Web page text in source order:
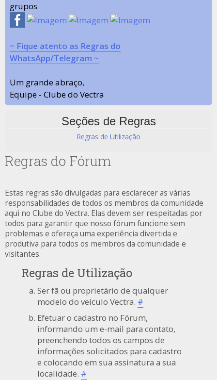
grupos
~ Fique atento as Regras do
WhatsApp/Telegram ~
Um grande abraço,
Equipe - Clube do Vectra
Seções de Regras
Regras de Utilização
Regras do Fórum
Estas regras são divulgadas para esclarecer as várias
responsabilidades de todos os membros da comunidade
aqui no Clube do Vectra. Elas devem ser respeitadas por
todos para garantir que nosso fórum funcione sem
problemas e ofereça uma experiência divertida e
produtiva para todos os membros da comunidade e
visitantes.
Regras de Utilização
Ser fã ou proprietário de qualquer
modelo do veículo Vectra. #
Efetuar o cadastro no Fórum,
informando um e-mail para contato,
preenchendo todos os campos de
informações solicitados para cadastro
e colocando em sua assinatura a sua
localidade. #